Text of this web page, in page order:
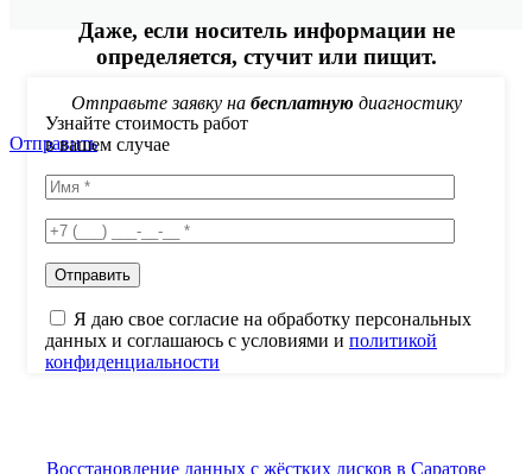
Даже, если носитель информации не
определяется, стучит или пищит.
Отправьте заявку на бесплатную диагностику
Отправить
Узнайте стоимость работ
в вашем случае
Я даю свое согласие на обработку персональных
данных и соглашаюсь с условиями и политикой
конфиденциальности
Восстановление данных с жёстких дисков в Саратове